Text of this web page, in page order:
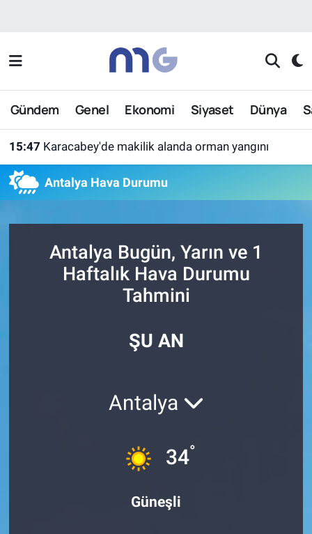
Gündem Genel Ekonomi Siyaset Dünya
15:47 Karacabey'de makilik alanda orman yangını
Antalya Hava Durumu
Antalya Bugün, Yarın ve 1
Haftalık Hava Durumu
Tahmini
ŞU AN
Antalya
34°
Güneşli
Nöbetçi Eczaneler
Hava Durumu
Son Dakika Haberleri